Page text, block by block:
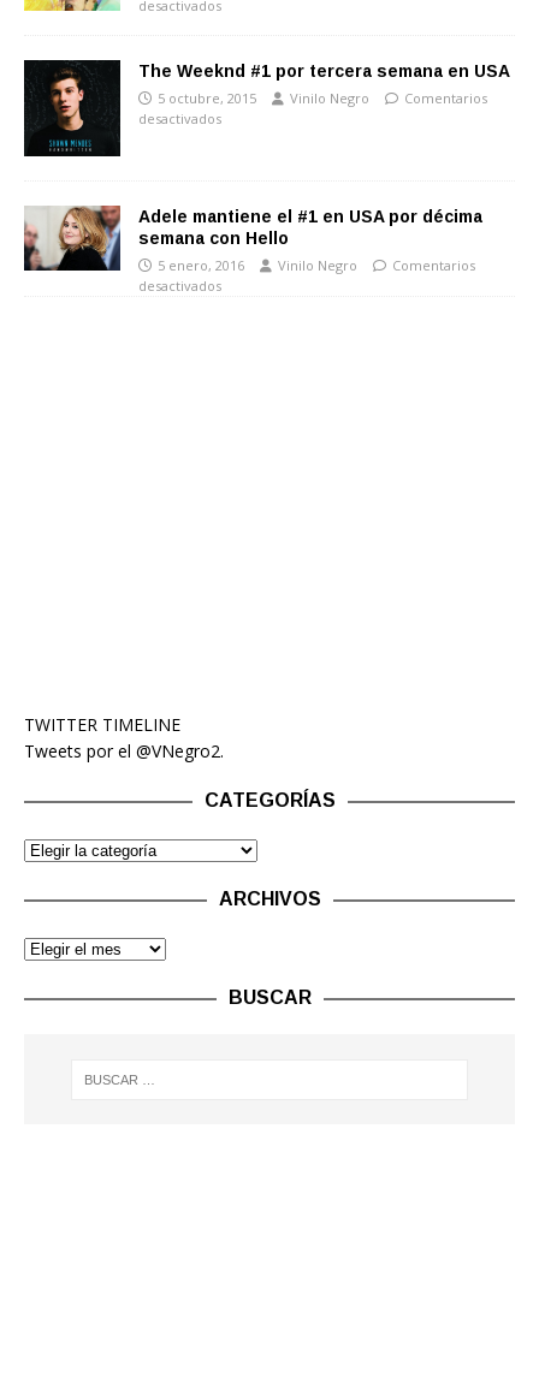
desactivados
The Weeknd #1 por tercera semana en USA
5 octubre, 2015 Vinilo Negro
Comentarios
desactivados
Adele mantiene el #1 en USA por décima
semana con Hello
5 enero, 2016 Vinilo Negro
Comentarios
desactivados
TWITTER TIMELINE
Tweets por el @VNegro2.
CATEGORÍAS
ARCHIVOS
BUSCAR